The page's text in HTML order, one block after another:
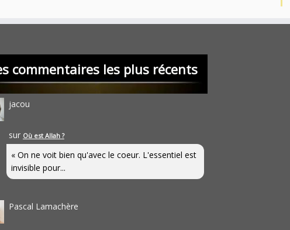
commentaires les plus récents
jacou
sur Où est Allah ?
« On ne voit bien qu'avec le coeur. L'essentiel est
invisible pour...
Pascal Lamachère